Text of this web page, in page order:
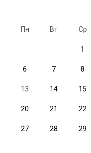
Пн Вт Ср
1
6 7 8
13 14 15
20 21 22
27 28 29